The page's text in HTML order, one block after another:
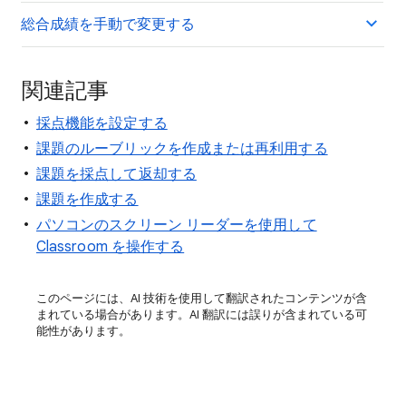
総合成績を手動で変更する
関連記事
採点機能を設定する
課題のルーブリックを作成または再利用する
課題を採点して返却する
課題を作成する
パソコンのスクリーン リーダーを使用して
Classroom を操作する
このページには、AI 技術を使用して翻訳されたコンテンツが含
まれている場合があります。AI 翻訳には誤りが含まれている可
能性があります。